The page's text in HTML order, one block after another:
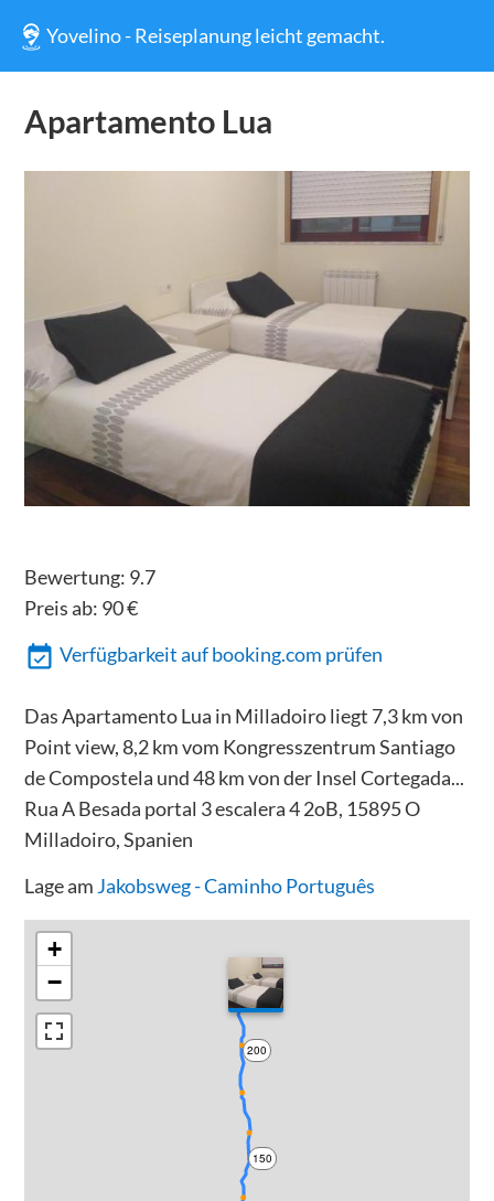
Yovelino - Reiseplanung leicht gemacht.
Apartamento Lua
Bewertung: 9.7
Preis ab: 90€
Verfügbarkeit auf booking.com prüfen
Das Apartamento Lua in Milladoiro liegt 7,3 km von
Point view, 8,2 km vom Kongresszentrum Santiago
de Compostela und 48 km von der Insel Cortegada...
Rua A Besada portal 3 escalera 4 2oB, 15895 O
Milladoiro, Spanien
Lage am Jakobsweg - Caminho Português
150
200
+
−